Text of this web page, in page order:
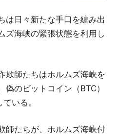
は日々新たな手口を編み出
ズ海峡の緊張状態を利用し
欺師たちはホルムズ海峡を
のビットコイン（BTC）
いる。
師たちが、ホルムズ海峡付